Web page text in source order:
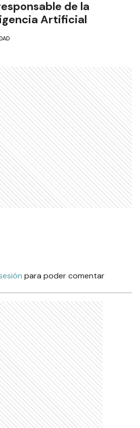
de la
Artificial
para poder comentar